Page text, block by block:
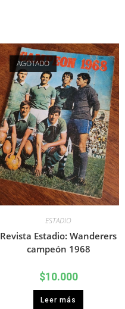
AGOTADO
ESTADIO
Revista Estadio: Wanderers
campeón 1968
$10.000
Leer más